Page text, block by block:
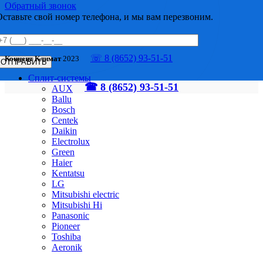
Обратный звонок
свой номер телефона, и мы вам перезвоним.
☎ 8 (8652) 93-51-51
Концепт Климат 2023
☏ 8 (8652) 93-51-51
Сплит-системы
AUX
Ballu
Bosch
Centek
Daikin
Electrolux
Green
Haier
Kentatsu
LG
Mitsubishi electric
Mitsubishi Hi
Panasonic
Pioneer
Toshiba
Аeronik